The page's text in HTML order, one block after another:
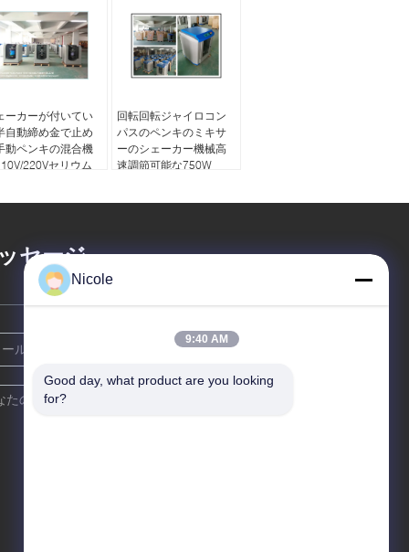
ーカーが付いてい
自動締め金で止め
動ペンキの混合機
220Vセリウム
回転回転ジャイロコン
パスのペンキのミキサ
ーのシェーカー機械高
速調節可能な750W
セージ
Nicole
9:40 AM
Good day, what product are you looking
for?